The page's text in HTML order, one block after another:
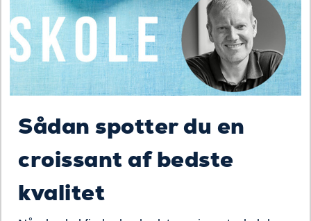
Sådan spotter du en
croissant af bedste
kvalitet